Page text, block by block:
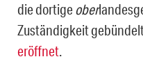
die dortigeober
Zuständigkeit
eröffnet.